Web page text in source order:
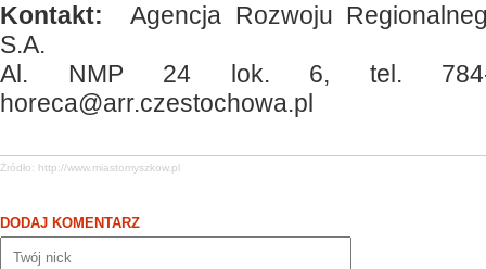
Kontakt: Agencja Rozwoju
S.A.
Al. NMP 24 lok. 6, tel. 784-
horeca@arr.czestochowa.pl
Żródło: http://www.miastomyszkow.pl
DODAJ KOMENTARZ